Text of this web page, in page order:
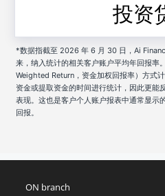
投资
*数据指截至 2026 年 6 月 30 日，Ai
来，纳入统计的相关客户账户平均年回报率
Weighted Return，资金加权回报率）方式
资金或提取资金的时间进行统计，因此更能
表现。这也是客户个人账户报表中通常显示
回报。
ON branch